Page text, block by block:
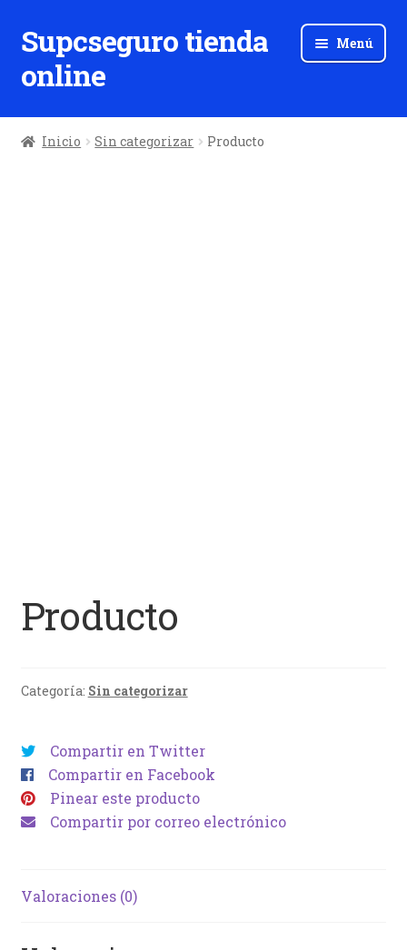
Ir
a
la
Ir
al
contenido
Supcseguro tienda
online
Menú
Inicio Sin categorizar Producto
Producto
Categoría: Sin categorizar
Compartir en Twitter
Compartir en Facebook
Pinear este producto
Compartir por correo electrónico
Valoraciones (0)